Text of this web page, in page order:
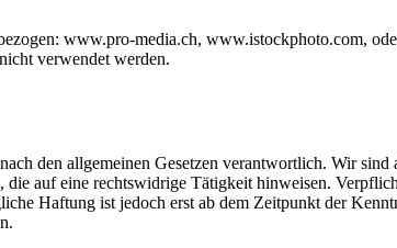
www.pro-media.ch, www.istockphoto.com,
verwendet werden.
den allgemeinen Gesetzen verantwortlich. Wir
auf eine rechtswidrige Tätigkeit hinweisen.
Haftung ist jedoch erst ab dem Zeitpunkt der